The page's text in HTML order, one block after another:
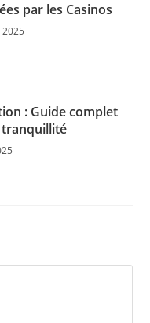
par les Casinos
: Guide complet